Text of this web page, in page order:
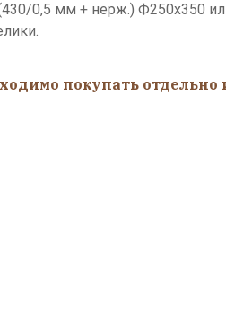
0,5 мм + нерж.) Ф250х350
покупать отдельно